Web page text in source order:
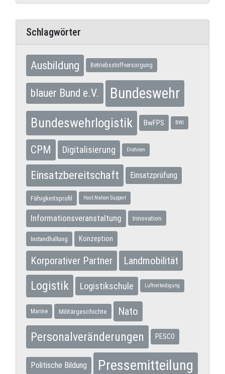
Schlagwörter
Ausbildung Betriebsstoffversorgung
blauer Bund e.V. Bundeswehr
Bundeswehrlogistik BwFPS BWI
CPM Digitalisierung Drohnen
Einsatzbereitschaft Einsatzprüfung
Fähigkeitsprofil Host Nation Support
Informationsveranstaltung Innovation
Instandhaltung Konzeption
Korporativer Partner Landmobilität
Logistik Logistikschule Luftverteidigung
Marine Militärgeschichte Nato
Personalveränderungen PESCO
Politische Bildung Pressemitteilung